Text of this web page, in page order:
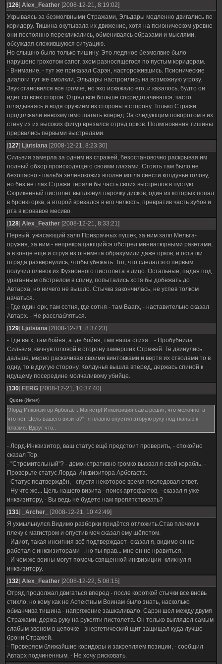
[126] Alex_Feather [2008-12-21, 8:19:02]
Укрываясь за безмолвными Стражами, Эльдары медленно двигались по
коридору. Тишина окутывала их движение, хотя на псионическом уровне
они постоянно перекликались, обмениваясь образами и мыслями,
обсуждая сложившуюся ситуацию.
Но слышно было только тишину. Это ледяное безмолвие было
нарушено грохотом сапог, эхом разносящегося по пустым коридорам.
- Внимание, - тут же приказал Сарэн, насторожившись. Псионические
диалоги тут же смолкли, Эльдары настроились на возможную угрозу.
Звук становился все громче, но эхо искажало его, и казалось, будто он
идет со всех сторон. Отряд все больше сосредотачивался, часто
оглядываясь и водя оружием из стороны в сторону. Только Стражи
продолжали невозмутимо шагать вперед. За следующим поворотом в их
стену из их высоких фигур врезался отряд орков. Полмгновения тишины
прервались первыми выстрелами.
[127] Ljutsiana [2008-12-21, 8:23:30]
Сильвия замерла за одним из стражей, безостановочно раскрывая им
полный обзор происходящего своими глазами. Стоять там было не
безопасно - пальба зеленокожих вполне могла снести колдунье голову,
но без её глаз Стражи теряли бы часть своих выстрелов в пустую.
Сюрикенный пистолет выплюнул парочку дисков, один из которых попал
в броню орка, а второй врезался в его челюсть, превратив часть зубов и
рта в кровавое месиво.
[128] Alex_Feather [2008-12-21, 8:33:21]
Первый, ужасающий залп Призрачных пушек, за ним залп Мельта-
оружия, за ним - непрекращающийся обстрел миниатюрными ракетами,
а в конце еще и струя из огнемета образумили даже орков, и остатки
отряда развернулись, чтобы убежать. Тот, что сделал это первым
получил плевок из Фузионного пистолета в лицо. Остальные, падая под
ураганным обстрелом в спину, попытались хотя бы добежать до
Автарха, но ничего не вышло. Стычка закончилась, не успев толком
начаться.
- Где один орк, там сотня, где сотня - там Ваагх, - наставительно сказал
Автарх. - Не расслабляться.
[129] Ljutsiana [2008-12-21, 8:37:23]
- Где вагх, там бойня, а где бойня, там наша стизя... - Пробубнила
Сильвия, качнув головой в сторону замерших Стражей. Те двинулись
дальше, мерно раскачивая своими винтовками и вертя их стволами то в
одну, то в другую сторону. Колдунья вышла вперед, держась спиной к
идущему посередине молчаливому убийце.
[130] FERG [2008-12-21, 10:37:40]
Quote (Интел)
"Лорд-Инквизитор Арбогаст. Магистр! Инквизиция сама решит, что мелочно, а
что нет. Цель вашего визита?"- я плавно опустил вторую руку под тканью к
плазме. Вдруг что..
- Лорд-Инквизитор, ваш статус ещё предстоит проверить, - спокойно
сказал Тор.
- "Стремительный"? - демонстративно громко вызвал я свой корабль, -
Проверьте статус Лорда-Инквизитора Арбогаста.
- Статус подтверждён, - спустя некоторое время последовал ответ.
- Ну что же... Цель нашего визита - поиск артефактов, - сказал я уже
инквизитору, - Вы ведь не будете нам препятствовать?
[131] _Archer_
[2008-12-21, 10:42:49]
Я ухмыльнулся.Видимо разборки придётся отложить.Став плечом к
плечу с магистром и опустив меч сказал ему шёпотом.
- Идиот, такая инсигния всё подтверждает- сказал я, видимо он не
работал с инквизиторами- , но ты прав... мне он не нравиться.
- И чем же воины могут помочь священной инквизиции- кликнул я
инквизитору.
[132] Alex_Feather [2008-12-22, 5:08:15]
Отряд продолжал двигаться вперед - после короткой стычки все вновь
стихло, но кому как не Аспектным Воинам было знать, насколько
обманчива тишина - напряжение зашкаливало. Сарэн шел между двумя
Стражами, держа руку на рукояти пистолета. Он только выглядел самым
слабым звеном в цепочке - энергетический щит защищал куда лучше
брони Стражей.
- Проверяем ближайшие коридоры и закрепляем позиции, - сообщил
Автарх подчиненным. - Не хочу рисковать.